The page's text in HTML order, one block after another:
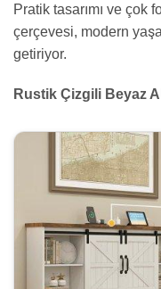
Pratik tasarımı ve
çerçevesi, modern
getiriyor.
Rustik Çizgili Beyaz